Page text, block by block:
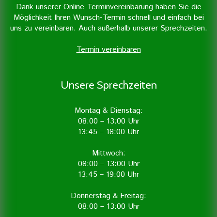
Dank unserer Online-Terminvereinbarung haben Sie die
Möglichkeit Ihren Wunsch-Termin schnell und einfach bei
uns zu vereinbaren. Auch außerhalb unserer Sprechzeiten.
Termin vereinbaren
Unsere Sprechzeiten
Montag & Dienstag:
08:00 – 13:00 Uhr
13:45 – 18:00 Uhr
Mittwoch:
08:00 – 13:00 Uhr
13:45 – 19:00 Uhr
Donnerstag & Freitag:
08:00 – 13:00 Uhr